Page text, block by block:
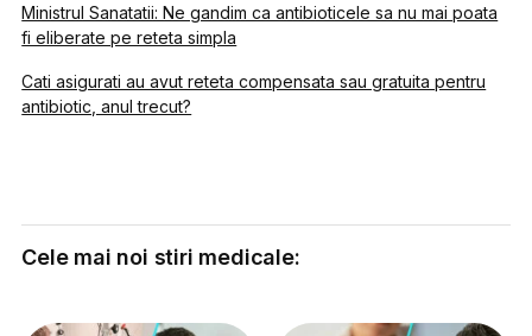
Ministrul Sanatatii: Ne gandim ca antibioticele sa nu mai poata
fi eliberate pe reteta simpla
Cati asigurati au avut reteta compensata sau gratuita pentru
antibiotic, anul trecut?
Cele mai noi stiri medicale: